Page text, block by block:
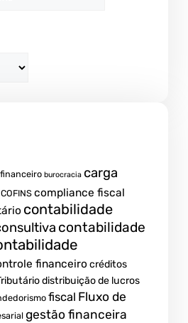
burocracia carga
COFINS compliance fiscal
contabilidade
contabilidade
financeiro créditos
distribuição de lucros
fiscal Fluxo de
gestão financeira